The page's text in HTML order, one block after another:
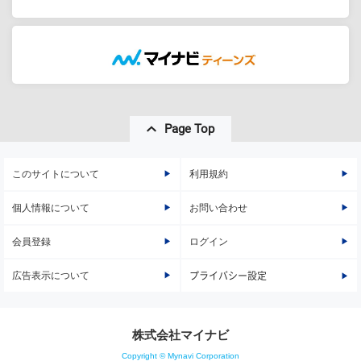
Page Top
このサイトについて 利用規約
個人情報について お問い合わせ
会員登録 ログイン
広告表示について プライバシー設定
株式会社マイナビ
Copyright © Mynavi Corporation